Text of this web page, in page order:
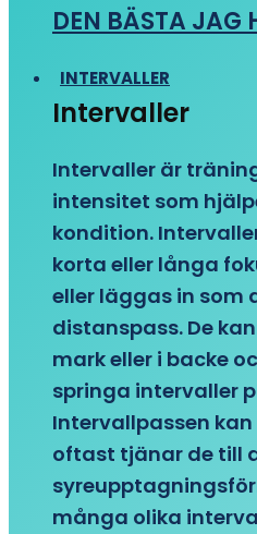
DEN BÄSTA JAG
INTERVALLER
Intervaller
Intervaller är
intensitet som
kondition.
korta eller långa
eller läggas in som
distanspass. De
mark eller i backe
springa intervaller
Intervallpassen
oftast tjänar de till
många olika